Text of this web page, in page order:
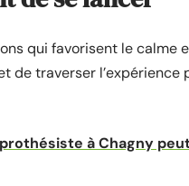
qui favorisent le calme
de traverser
à Chagny